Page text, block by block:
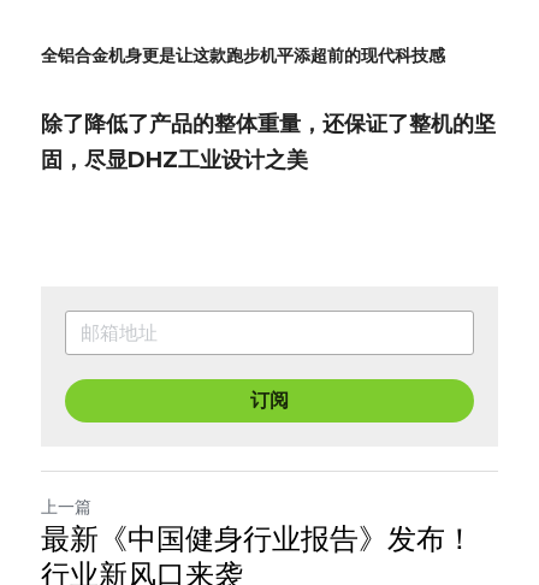
全铝合金机身更是让这款跑步机平添超前的现代科技感
除了降低了产品的整体重量，还保证了整机的坚
固，尽显DHZ工业设计之美
订阅
上一篇
最新《中国健身行业报告》发布！
行业新风口来袭